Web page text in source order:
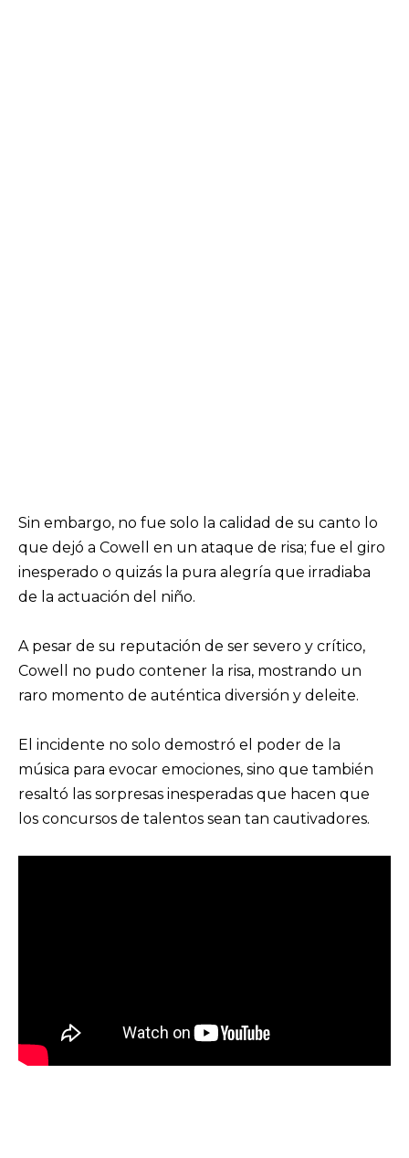
Sin embargo, no fue solo la calidad de su canto lo
que dejó a Cowell en un ataque de risa; fue el giro
inesperado o quizás la pura alegría que irradiaba
de la actuación del niño.
A pesar de su reputación de ser severo y crítico,
Cowell no pudo contener la risa, mostrando un
raro momento de auténtica diversión y deleite.
El incidente no solo demostró el poder de la
música para evocar emociones, sino que también
resaltó las sorpresas inesperadas que hacen que
los concursos de talentos sean tan cautivadores.